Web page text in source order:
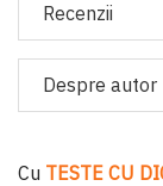
Recenzii
Despre autor
Cu TESTE CU